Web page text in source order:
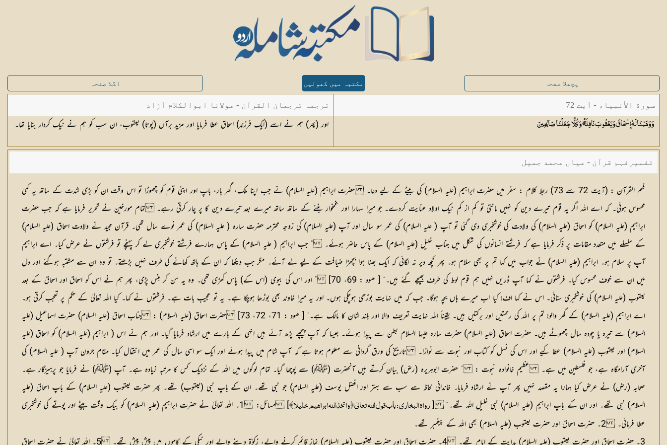
پچھلا صفحہ مکتبہ میں کھولیں اگلا صفحہ
سورة الأنبياء - آیت 72
وَوَهَبْنَا لَهُ إِسْحَاقَ وَيَعْقُوبَ نَافِلَةً ۖ وَكُلًّا جَعَلْنَاصَالِحِينَ
ترجمہ ترجمان القرآن - مولانا ابوالکلام آزاد
اور (پھر) ہم نے اسے (ایک فرزند) اسحاق عطا فرمایا اور مزید برآں (پوتا) یعقوب، ان سب کو ہم نے نیک کردار بنایا تھا۔
تفسیرفہم قرآن - میاں محمد جمیل
فہم القرآن : (آیت 72 سے 73) ربط کلام : سفر میں حضرت ابراہیم (علیہ السلام) کی بیٹے کے لیے دعا۔ حضرت ابراہیم (علیہ السلام) نے جب اپنا ملک، گھر بار، باپ اور اپنی قوم کو چھوڑا تو اس وقت ان کو بڑی شدت کے ساتھ یہ کمی
محسوس ہوئی۔ کہ اے اللہ اگر یہ قوم تیرے دین کو نہیں مانتی تو کم از کم نیک اولاد عنایت کردے۔ جو میرا سہارا اور غمخوار بننے کے ساتھ ساتھ میرے بعد تیرے دین کا پر چار کرتی رہے۔ تمام مورخین نے تحریر فرمایا ہے کہ جب حضرت
ابراہیم (علیہ السلام) کو اسحاق (علیہ السلام) کی ولادت کی خوشخبری دی گئی تو آپ ( علیہ السلام) کی عمر سو سال اور آپ (علیہ السلام) کی زوجہ محترمہ حضرت سارہ ( علیہ السلام) کی عمر نوے سال تھی۔ قرآن مجید نے ولادت اسحاق (علیہ السلام)
کے سلسلے میں متعدد مقامات پر ذکر فرمایا ہے کہ فرشتے انسانوں کی شکل میں جناب خلیل (علیہ السلام) کے پاس حاضر ہوئے۔ ” جب ابراہیم ( علیہ السلام) کے پاس ہمارے فرشتے خوشخبری لے کر پہنچے تو فرشتوں نے عرض کیا۔ اے ابراہیم
آپ پر سلام ہو۔ ابراہیم (علیہ السلام) نے جواب میں کہا تم پر بھی سلام ہو۔ پھر کچھ دیر نہ لگائی کہ ایک بھنا ہوا بچھڑا ضیافت کے لیے لے آئے۔ مگر جب دیکھا کہ ان کے ہاتھ کھانے کی طرف نہیں بڑھتے۔ تو وہ ان سے مشتبہ ہوگئے اور دل
میں ان سے خوف محسوس کیا۔ فرشتوں نے کہا آپ ڈریں نہیں ہم قوم لوط کی طرف بھیجے گئے ہیں۔“ [ ھود : 69، 70] ” اور اس کی بیوی (اس کے) پاس کھڑی تھی۔ وہ یہ سن کر ہنس پڑی، پھر ہم نے اس کو اسحاق اور اسحاق کے بعد
یعقوب (علیہ السلام) کی خوشخبری سنائی۔ اس نے کہا اف! کیا اب میرے ہاں بچہ ہوگا۔ جب کہ میں نہایت بوڑھی ہوچکی ہوں۔ اور یہ میرا خاوند بھی بوڑھا ہوچکا ہے۔ یہ تو عجیب بات ہے۔ فرشتوں نے کہا۔ کیا اللہ تعالیٰ کے حکم پر تعجب کرتی ہو۔
اے ابراہیم (علیہ السلام) کے گھر والو! تم پر اللہ کی رحمتیں اور برکتیں ہیں۔ یقیناً اللہ نہایت تعریف والا اور بلند شان کا مالک ہے۔“ [ ھود : 71، 72، 73]
حضرت اسحاق (علیہ السلام) : جناب اسحاق (علیہ السلام) حضرت اسماعیل (علیہ
السلام) سے تیرہ یا چودہ سال چھوٹے ہیں۔ حضرت اسحاق (علیہ السلام) حضرت سارہ علیہا السلام بطن سے پیدا ہوئے۔ جیسا کہ آپ پیچھے پڑھ آئے ہیں انہی کے بارے میں ارشاد فرمایا گیا۔ اور ہم نے اس ( ابراہیم (علیہ السلام) کو اسحاق (علیہ
السلام) اور یعقوب (علیہ السلام) عطا کیے اور اس کی نسل کو کتاب اور نبوت سے نوازا۔ تاریخ کی ورق گردانی سے معلوم ہوتا ہے کہ آپ شام میں پیدا ہوئے اور ایک سو اسی سال کی عمر میں انتقال کیا۔ مقام جرون آپ ( علیہ السلام) کی
آخری آرامگاہ ہے، جو فلسطین میں ہے۔عظیم خانوادہ نبوت :” حضرت ابوہریرہ (رض) بیان کرتے ہیں آنحضرت (ﷺ) سے پوچھا گیا۔ تمام لوگوں میں اللہ کے نزدیک کس کا مرتبہ زیادہ ہے۔ آپ (ﷺ) نے فرمایا جو پرہیزگار ہے۔
صحابہ (رض) نے عرض کیا ہمارا یہ مقصد نہیں پھر آپ نے ارشاد فرمایا۔ خاندانی لحاظ سے سب سے بہتر اور افضل یوسف (علیہ السلام) جو نبی تھے۔ ان کے باپ نبی (یعقوب) تھے۔ پھر حضرت یعقوب (علیہ السلام) کے باپ اسحاق (علیہ
السلام) نبی تھے۔ اور ان کے باپ ابراہیم (علیہ السلام) نبی خلیل اللہ تھے۔“ [رواہ البخاری : باب قول اللہ تعالیٰ﴿ واتخذ اللہ ابراہیم خلیلا﴾]مسائل:
1۔ اللہ تعالیٰ نے حضرت ابراہیم (علیہ السلام) کو بیک وقت بیٹے اور پوتے کی خوشخبری
عطا فرمائی۔ 2۔ حضرت اسحاق اور حضرت یعقوب (علیہ السلام) بھی اللہ کے پیغمبر تھے۔
3۔ حضرت اسحاق اور حضرت یعقوب (علیہ السلام) ہدایت کے امام تھے۔ 4۔ حضرت اسحاق اور حضرت یعقوب (علیہ السلام) نماز قائم کرنے والے، زکوٰۃ دینے والے اور نیکی کے کاموں میں پیش پیش تھے۔ 5۔ اللہ تعالیٰ نے حضرت اسحاق